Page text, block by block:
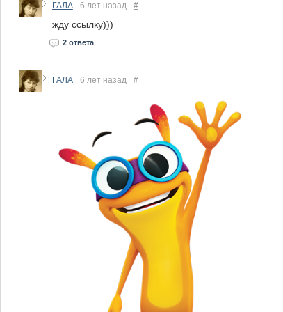
ГАЛА 6 лет назад #
жду ссылку)))
2 ответа
ГАЛА 6 лет назад #